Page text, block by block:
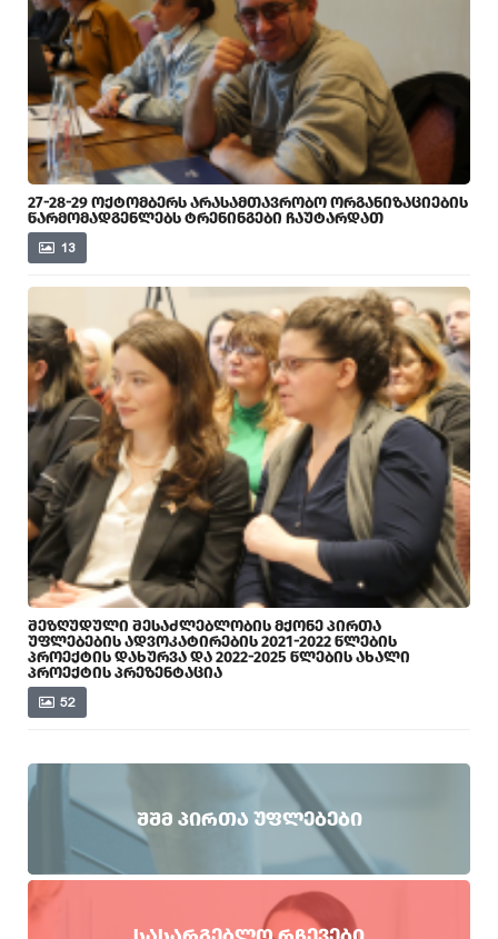
27-28-29 ᲝᲥᲢᲝᲛᲑᲔᲠᲡ ᲐᲠᲐᲡᲐᲛᲗᲐᲕᲠᲝᲑᲝ ᲝᲠᲒᲐᲜᲘᲖᲐᲪᲘᲔᲑᲘᲡ
ᲬᲐᲠᲛᲝᲛᲐᲓᲒᲔᲜᲚᲔᲑᲡ ᲢᲠᲔᲜᲘᲜᲒᲔᲑᲘ ᲩᲐᲣᲢᲐᲠᲓᲐᲗ
13
ᲨᲔᲖᲦᲣᲓᲣᲚᲘ ᲨᲔᲡᲐᲫᲚᲔᲑᲚᲝᲑᲘᲡ ᲛᲥᲝᲜᲔ ᲞᲘᲠᲗᲐ
ᲣᲤᲚᲔᲑᲔᲑᲘᲡ ᲐᲓᲕᲝᲙᲐᲢᲘᲠᲔᲑᲘᲡ 2021-2022 ᲬᲚᲔᲑᲘᲡ
ᲞᲠᲝᲔᲥᲢᲘᲡ ᲓᲐᲮᲣᲠᲕᲐ ᲓᲐ 2022-2025 ᲬᲚᲔᲑᲘᲡ ᲐᲮᲐᲚᲘ
ᲞᲠᲝᲔᲥᲢᲘᲡ ᲞᲠᲔᲖᲔᲜᲢᲐᲪᲘᲐ
52
ᲨᲨᲛ ᲞᲘᲠᲗᲐ ᲣᲤᲚᲔᲑᲔᲑᲘ